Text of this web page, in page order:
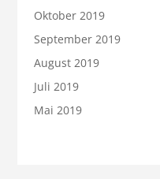
Oktober 2019
September 2019
August 2019
Juli 2019
Mai 2019